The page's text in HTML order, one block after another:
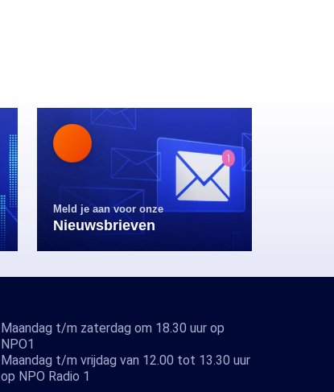
Meld je aan voor onze
Nieuwsbrieven
Maandag t/m zaterdag om 18.30 uur op
NPO1
Maandag t/m vrijdag van 12.00 tot 13.30 uur
op NPO Radio 1